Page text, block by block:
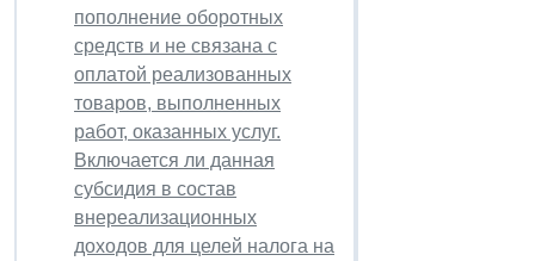
пополнение оборотных
средств и не связана с
оплатой реализованных
товаров, выполненных
работ, оказанных услуг.
Включается ли данная
субсидия в состав
внереализационных
доходов для целей налога на